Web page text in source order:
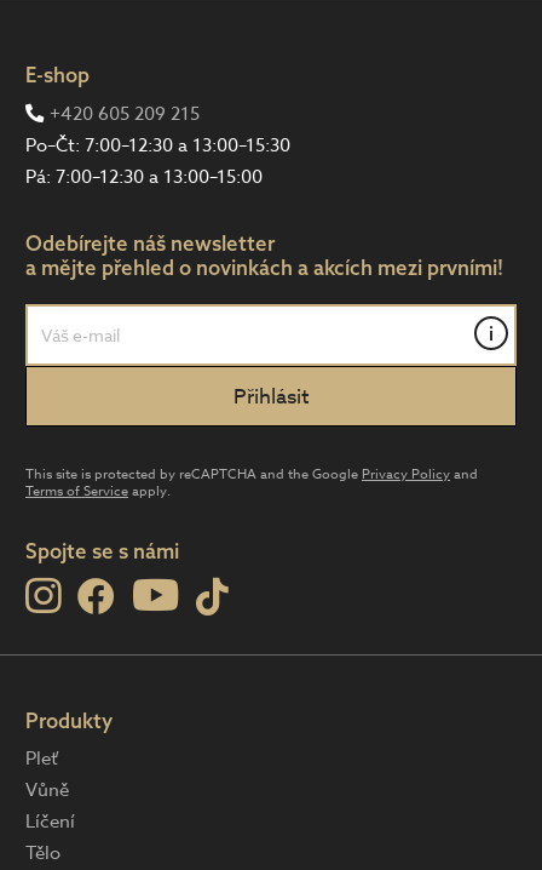
E-shop
+420 605 209 215
Po–Čt: 7:00–12:30 a 13:00–15:30
Pá: 7:00–12:30 a 13:00–15:00
Odebírejte náš newsletter
a mějte přehled o novinkách a akcích mezi prvními!
i
This site is protected by reCAPTCHA and the Google Privacy Policyand
Terms of Serviceapply.
Spojte se s námi
Produkty
Pleť
Vůně
Líčení
Tělo